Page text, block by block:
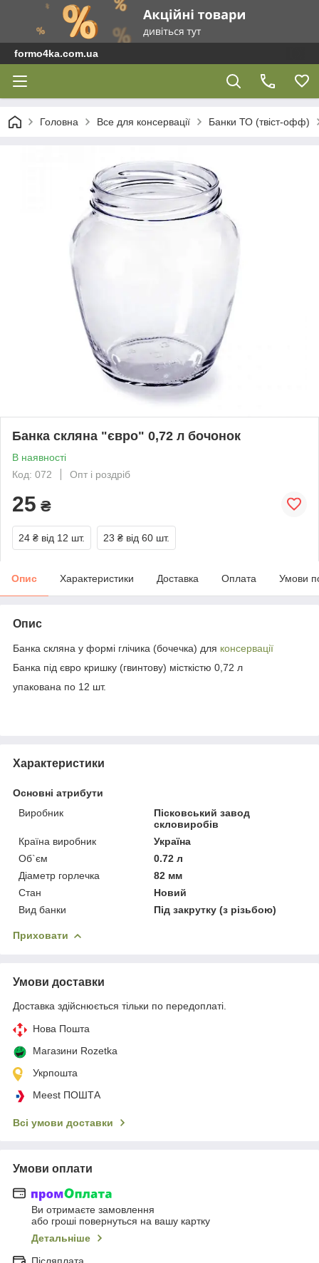
formo4ka.com.ua
Головна Все для консервації Банки ТО (твіст-офф)
Банка скляна "євро" 0,72 л бочонок
В наявності
Код: 072
Опт і роздріб
25 ₴
24 ₴ від 12 шт. 23 ₴ від 60 шт.
Опис Характеристики Доставка Оплата Умови
Опис
Банка скляна у формі глічика (бочечка) для консервації
Банка під євро кришку (гвинтову) місткістю 0,72 л
упакована по 12 шт.
Характеристики
Основні атрибути
Виробник
Пісковський завод
скловиробів
Країна виробник
Україна
Об`єм
0.72 л
Діаметр горлечка
82 мм
Стан
Новий
Вид банки
Під закрутку (з різьбою)
Приховати
Умови доставки
Доставка здійснюється тільки по передоплаті.
Нова Пошта
Магазини Rozetka
Укрпошта
Meest ПОШТА
Всі умови доставки
Умови оплати
Ви отримаєте замовлення
або гроші повернуться на вашу картку
Детальніше